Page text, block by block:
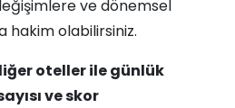
ve dönemsel
hakim olabilirsiniz.
oteller ile günlük
ve skor